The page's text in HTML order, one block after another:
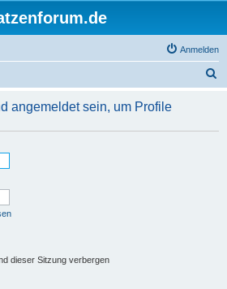
Anmelden
h
angemeldet sein, um Profile
dieser Sitzung verbergen